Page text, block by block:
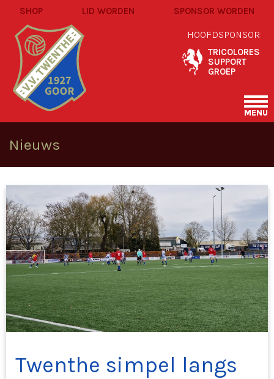
SHOP LID WORDEN SPONSOR WORDEN
HOOFDSPONSOR:
TRICOLORES
SUPPORT
GROEP
MENU
Nieuws
Twenthe simpel langs